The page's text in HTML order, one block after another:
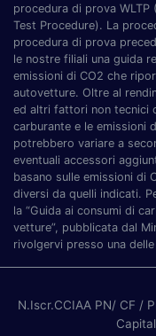
procedura di prova WLTP
Test Procedure). La
procedura di prova
le nostre filiali una guida
emissioni di CO2 che
autovetture. Oltre al
ed altri fattori non tecnici
carburante e le emissioni
potrebbero variare a
eventuali accessori
basano sulle emissioni di
diversi da quelli indicati.
la “Guida ai consumi di
vetture”, pubblicata dal
rivolgervi presso una
N.Iscr.CCIAA PN/ CF /